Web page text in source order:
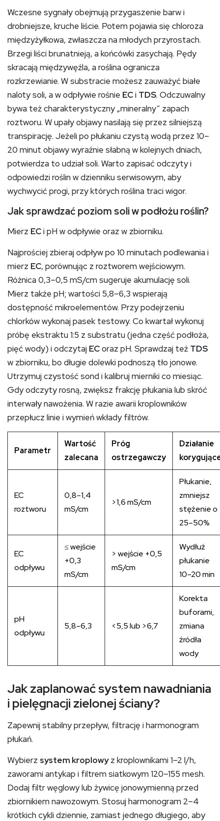
Wczesne sygnały obejmują przygaszenie barw i
drobniejsze, kruche liście. Potem pojawia się chloroza
międzyżyłkowa, zwłaszcza na młodych przyrostach.
Brzegi liści brunatnieją, a końcówki zasychają. Pędy
skracają międzywęźla, a roślina ogranicza
rozkrzewianie. W substracie możesz zauważyć białe
naloty soli, a w odpływie rośnie ECi TDS. Odczuwalny
bywa też charakterystyczny „mineralny” zapach
roztworu. W upały objawy nasilają się przez silniejszą
transpirację. Jeżeli po płukaniu czystą wodą przez 10–
20 minut objawy wyraźnie słabną w kolejnych dniach,
potwierdza to udział soli. Warto zapisać odczyty i
odpowiedzi roślin w dzienniku serwisowym, aby
wychwycić progi, przy których roślina traci wigor.
Jak sprawdzać poziom soli w podłożu roślin?
Mierz ECi pH w odpływie oraz w zbiorniku.
Najprościej zbieraj odpływ po 10 minutach podlewania i
mierz EC, porównując z roztworem wejściowym.
Różnica 0,3–0,5 mS/cm sugeruje akumulację soli.
Mierz także pH; wartości 5,8–6,3 wspierają
dostępność mikroelementów. Przy podejrzeniu
chlorków wykonaj pasek testowy. Co kwartał wykonuj
próbę ekstraktu 1:5 z substratu (jedna część podłoża,
pięć wody) i odczytaj ECoraz pH. Sprawdzaj też TDS
w zbiorniku, bo długie dolewki podnoszą tło jonowe.
Utrzymuj czystość sond i kalibruj mierniki co miesiąc.
Gdy odczyty rosną, zwiększ frakcję płukania lub skróć
interwały nawożenia. W razie awarii kroplowników
przepłucz linie i wymień wkłady filtrów.
Parametr
Wartość
zalecana
Próg
ostrzegawczy
Działanie
EC
roztworu
0,8–1,4
mS/cm
>1,6 mS/cm
Płukanie,
zmniejsz
stężenie o
25–50%
EC
odpływu
≤ wejście
+0,3
mS/cm
> wejście +0,5
mS/cm
Wydłuż
płukanie
10–20 min
pH
odpływu
5,8–6,3 <5,5 lub >6,7
Korekta
buforami,
zmiana
źródła
wody
Jak zaplanować system nawadniania
i pielęgnacji zielonej ściany?
Zapewnij stabilny przepływ, filtrację i harmonogram
płukań.
Wybierz system kroplowyz kroplownikami 1–2 l/h,
zaworami antykap i filtrem siatkowym 120–155 mesh.
Dodaj filtr węglowy lub żywicę jonowymienną przed
zbiornikiem nawozowym. Stosuj harmonogram 2–4
krótkich cykli dziennie, zamiast jednego długiego, aby